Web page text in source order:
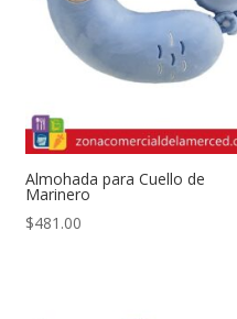
Almohada para Cuello de
Marinero
$481.00